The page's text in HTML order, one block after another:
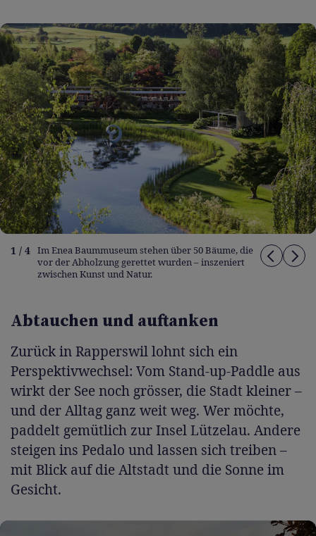
1 / 4 Im Enea Baummuseum stehen über 50 Bäume, die
vor der Abholzung gerettet wurden – inszeniert
zwischen Kunst und Natur.
Abtauchen und auftanken
Zurück in Rapperswil lohnt sich ein
Perspektivwechsel: Vom Stand-up-Paddle aus
wirkt der See noch grösser, die Stadt kleiner –
und der Alltag ganz weit weg. Wer möchte,
paddelt gemütlich zur Insel Lützelau. Andere
steigen ins Pedalo und lassen sich treiben –
mit Blick auf die Altstadt und die Sonne im
Gesicht.